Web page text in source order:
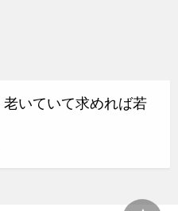
いていて求めれば若